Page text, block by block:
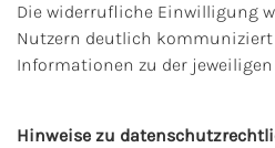
Die widerrufliche Einwilligung
Nutzern deutlich
Informationen zu der
Hinweise zu